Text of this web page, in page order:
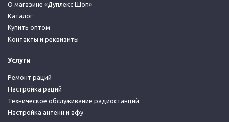
О магазине «Дуплекс Шоп»
Каталог
Купить оптом
Контакты и реквизиты
Услуги
Ремонт раций
Настройка раций
Техническое обслуживание радиостанций
Настройка антенн и афу